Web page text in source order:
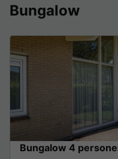
Bungalow
Bungalow 4